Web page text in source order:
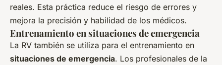
reales. Esta práctica reduce el riesgo de errores y
mejora la precisión y habilidad de los médicos.
Entrenamiento en situaciones de emergencia
La RV también se utiliza para el entrenamiento en
situaciones de emergencia. Los profesionales de la